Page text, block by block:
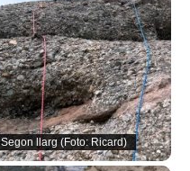
Segon llarg (Foto: Ricard)